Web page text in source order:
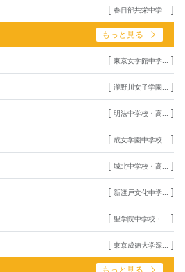
[ 春日部共栄中学... ]
もっと見る
[ 東京女学館中学... ]
[ 瀧野川女子学園... ]
[ 明法中学校・高... ]
[ 成女学園中学校... ]
[ 城北中学校・高... ]
[ 新渡戸文化中学... ]
[ 聖学院中学校・... ]
[ 東京成徳大学深... ]
もっと見る